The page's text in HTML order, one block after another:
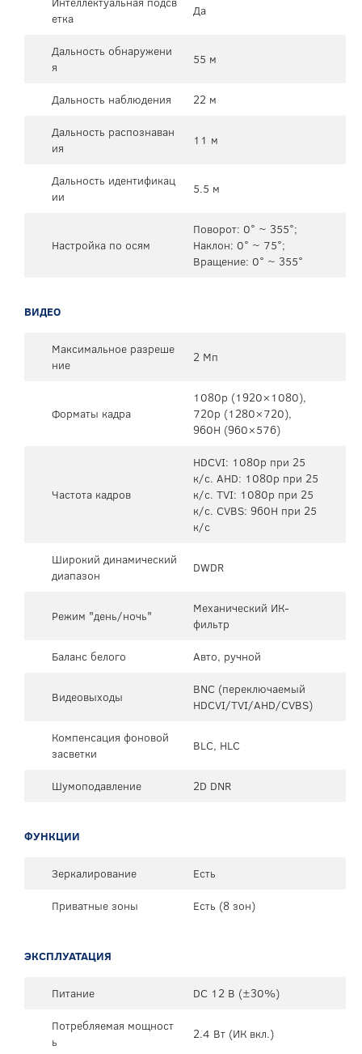
етка
Да
Дальность обнаружени
я
55 м
Дальность наблюдения
22 м
Дальность распознаван
ия
11 м
Дальность идентификац
ии
5.5 м
Настройка по осям
Поворот: 0° ~ 355°;
Наклон: 0° ~ 75°;
Вращение: 0° ~ 355°
ВИДЕО
Максимальное разреше
ние
2 Мп
Форматы кадра
1080p (1920×1080),
720p (1280×720),
960H (960×576)
Частота кадров
HDCVI: 1080p при 25
к/с. AHD: 1080p при 25
к/с. TVI: 1080p при 25
к/с. CVBS: 960H при 25
к/с
Широкий динамический
диапазон
DWDR
Режим "день/ночь"
Механический ИК-
фильтр
Баланс белого
Авто, ручной
Видеовыходы
BNC (переключаемый
HDCVI/TVI/AHD/CVBS)
Компенсация фоновой
засветки
BLC, HLC
Шумоподавление 2D DNR
ФУНКЦИИ
Зеркалирование
Есть
Приватные зоны
Есть (8 зон)
ЭКСПЛУАТАЦИЯ
Питание
DC 12 В (±30%)
Потребляемая мощност
ь
2.4 Вт (ИК вкл.)